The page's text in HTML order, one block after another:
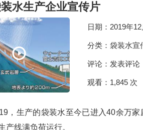
装水生产企业宣传片
日期：2019年12
分类： 袋装水宣
评论： 发表评论
观看：1,845 次
，生产的袋装水至今已进入40余万
产线满负荷运行。